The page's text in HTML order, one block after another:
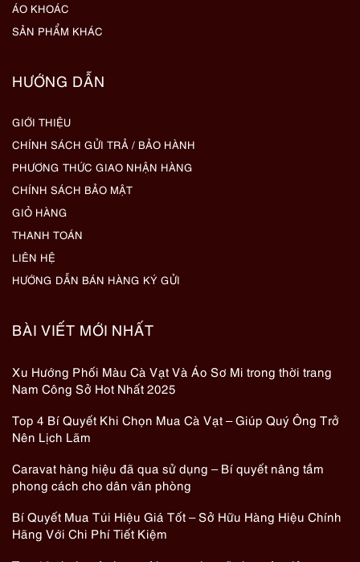
ÁO KHOÁC
SẢN PHẨM KHÁC
HƯỚNG DẪN
GIỚI THIỆU
CHÍNH SÁCH GỬI TRẢ / BẢO HÀNH
PHƯƠNG THỨC GIAO NHẬN HÀNG
CHÍNH SÁCH BẢO MẬT
GIỎ HÀNG
THANH TOÁN
LIÊN HỆ
HƯỚNG DẪN BÁN HÀNG KÝ GỬI
BÀI VIẾT MỚI NHẤT
Xu Hướng Phối Màu Cà Vạt Và Áo Sơ Mi trong thời trang
Nam Công Sở Hot Nhất 2025
Top 4 Bí Quyết Khi Chọn Mua Cà Vạt – Giúp Quý Ông Trở
Nên Lịch Lãm
Caravat hàng hiệu đã qua sử dụng – Bí quyết nâng tầm
phong cách cho dân văn phòng
Bí Quyết Mua Túi Hiệu Giá Tốt – Sở Hữu Hàng Hiệu Chính
Hãng Với Chi Phí Tiết Kiệm